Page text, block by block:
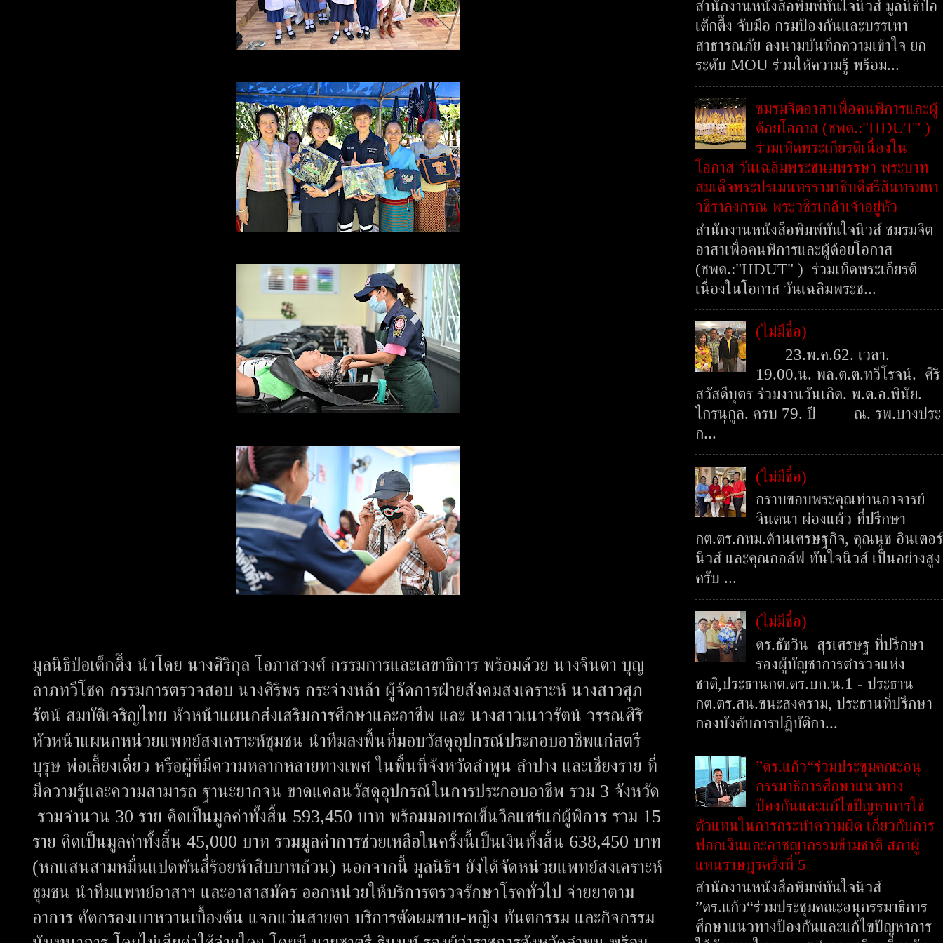
มูลนิธิป่อเต็กตึ๊ง นำโดย นางศิริกุล โอภาสวงศ์ กรรมการและเลขาธิการ พร้อมด้วย นางจินดา บุญ
ลาภทวีโชค กรรมการตรวจสอบ นางศิริพร กระจ่างหล้า ผู้จัดการฝ่ายสังคมสงเคราะห์ นางสาวศุภ
รัตน์ สมบัติเจริญไทย หัวหน้าแผนกส่งเสริมการศึกษาและอาชีพ และ นางสาวเนาวรัตน์ วรรณศิริ
หัวหน้าแผนกหน่วยแพทย์สงเคราะห์ชุมชน นำทีมลงพื้นที่มอบวัสดุอุปกรณ์ประกอบอาชีพแก่สตรี
บุรุษ พ่อเลี้ยงเดี่ยว หรือผู้ที่มีความหลากหลายทางเพศ ในพื้นที่จังหวัดลำพูน ลำปาง และเชียงราย ที่
มีความรู้และความสามารถ ฐานะยากจน ขาดแคลนวัสดุอุปกรณ์ในการประกอบอาชีพ รวม 3 จังหวัด
รวมจำนวน 30 ราย คิดเป็นมูลค่าทั้งสิ้น 593,450 บาท พร้อมมอบรถเข็นวีลแชร์แก่ผู้พิการ รวม 15
ราย คิดเป็นมูลค่าทั้งสิ้น 45,000 บาท รวมมูลค่าการช่วยเหลือในครั้งนี้เป็นเงินทั้งสิ้น 638,450 บาท
(หกแสนสามหมื่นแปดพันสี่ร้อยห้าสิบบาทถ้วน) นอกจากนี้ มูลนิธิฯ ยังได้จัดหน่วยแพทย์สงเคราะห์
ชุมชน นำทีมแพทย์อาสาฯ และอาสาสมัคร ออกหน่วยให้บริการตรวจรักษาโรคทั่วไป จ่ายยาตาม
อาการ คัดกรองเบาหวานเบื้องต้น แจกแว่นสายตา บริการตัดผมชาย-หญิง ทันตกรรม และกิจกรรม
สำนักงานหนังสือพิมพ์ทันใจนิวส์ มูลนิธิป่อ
เต็กตึ๊ง จับมือ กรมป้องกันและบรรเทา
สาธารณภัย ลงนามบันทึกความเข้าใจ ยก
ระดับ MOU ร่วมให้ความรู้ พร้อม...
ชมรมจิตอาสาเพื่อคนพิการและผู้
ด้อยโอกาส (ชพด.:"HDUT" )
ร่วมเทิดพระเกียรติเนื่องใน
โอกาส วันเฉลิมพระชนมพรรษา พระบาท
สมเด็จพระปรเมนทรรามาธิบดีศรีสินทรมหา
วชิราลงกรณ พระวชิรเกล้าเจ้าอยู่หัว
สำนักงานหนังสือพิมพ์ทันใจนิวส์ ชมรมจิต
อาสาเพื่อคนพิการและผู้ด้อยโอกาส
(ชพด.:"HDUT" ) ร่วมเทิดพระเกียรติ
เนื่องในโอกาส วันเฉลิมพระช...
(ไม่มีชื่อ)
23.พ.ค.62. เวลา.
19.00.น. พล.ต.ต.ทวีโรจน์. ศิริ
สวัสดีบุตร ร่วมงานวันเกิด. พ.ต.อ.พินัย.
ไกรนุกูล. ครบ 79. ปี ณ. รพ.บางประ
ก...
(ไม่มีชื่อ)
กราบขอบพระคุณท่านอาจารย์
จินตนา ผ่องแผ้ว ที่ปรึกษา
กต.ตร.กทม.ด้านเศรษฐกิจ, คุณนุช อินเตอร์
นิวส์ และคุณกอล์ฟ ทันใจนิวส์ เป็นอย่างสูง
ครับ ...
(ไม่มีชื่อ)
ดร.ธัชวิน สุรเศรษฐ ที่ปรึกษา
รองผู้บัญชาการตำรวจแห่ง
ชาติ,ประธานกต.ตร.บก.น.1 - ประธาน
กต.ตร.สน.ชนะสงคราม, ประธานที่ปรึกษา
กองบังคับการปฏิบัติกา...
”ดร.แก้ว“ร่วมประชุมคณะอนุ
กรรมาธิการศึกษาแนวทาง
ป้องกันและแก้ไขปัญหาการใช้
ตัวแทนในการกระทำความผิด เกี่ยวกับการ
ฟอกเงินและอาชญากรรมข้ามชาติ สภาผู้
แทนราษฎรครั้งที่ 5
สำนักงานหนังสือพิมพ์ทันใจนิวส์
”ดร.แก้ว“ร่วมประชุมคณะอนุกรรมาธิการ
ศึกษาแนวทางป้องกันและแก้ไขปัญหาการ